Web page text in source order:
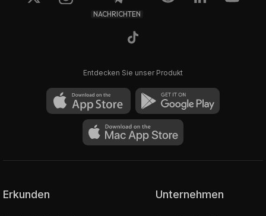
NACHRICHTEN
Entdecken Sie unser Produkt
Erkunden Unternehmen